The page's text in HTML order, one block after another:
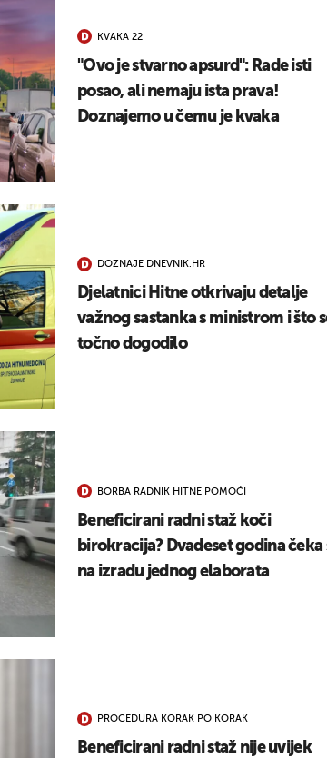
KVAKA 22
"Ovo je stvarno apsurd": Rade isti
posao, ali nemaju ista prava!
Doznajemo u čemu je kvaka
DOZNAJE DNEVNIK.HR
Djelatnici Hitne otkrivaju detalje
važnog sastanka s ministrom i što
točno dogodilo
BORBA RADNIK HITNE POMOĆI
Beneficirani radni staž koči
birokracija? Dvadeset godina čeka
na izradu jednog elaborata
PROCEDURA KORAK PO KORAK
Beneficirani radni staž nije uvijek
UKLJUČITE NOTIFIKACIJE